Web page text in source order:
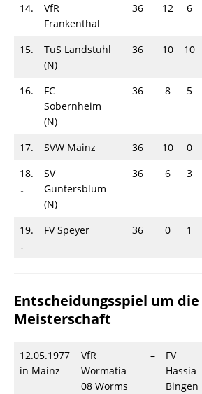
14.
VfR
Frankenthal
36 12 6
15.
TuS Landstuhl
(N)
36 10 10
16.
FC
Sobernheim
(N)
36 8 5
17. SVW Mainz 36 10 0
18.
↓
SV
Guntersblum
(N)
36 6 3
19.
↓
FV Speyer 36 0 1
Entscheidungsspiel um die
Meisterschaft
12.05.1977
in Mainz
VfR
Wormatia
08 Worms
–
FV
Hassia
Bingen